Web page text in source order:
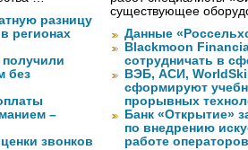
разницу
регионах
без
–
звонков
существующее
Данные
Blackmoon
сотрудничать в
ВЭБ, АСИ,
сформируют
прорывных
Банк «Открытие»
по внедрению
работе